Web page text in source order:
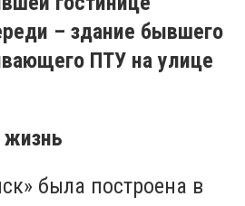
– здание бывшего
ПТУ на улице
жизнь
была построена в